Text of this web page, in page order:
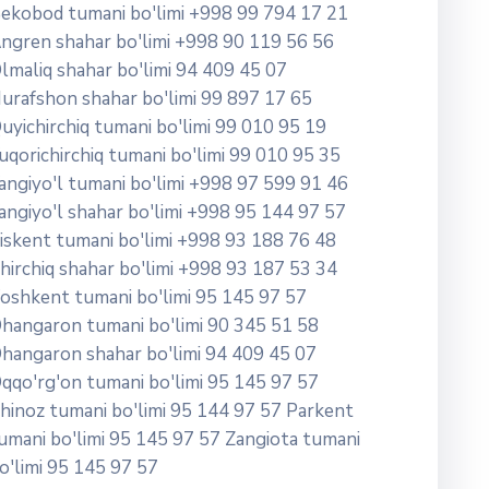
tumani bo'limi +998 99 794 17 21
shahar bo'limi +998 90 119 56 56
shahar bo'limi 94 409 45 07
shahar bo'limi 99 897 17 65
tumani bo'limi 99 010 95 19
tumani bo'limi 99 010 95 35
tumani bo'limi +998 97 599 91 46
shahar bo'limi +998 95 144 97 57
tumani bo'limi +998 93 188 76 48
shahar bo'limi +998 93 187 53 34
tumani bo'limi 95 145 97 57
tumani bo'limi 90 345 51 58
shahar bo'limi 94 409 45 07
tumani bo'limi 95 145 97 57
tumani bo'limi 95 144 97 57 Parkent
bo'limi 95 145 97 57 Zangiota tumani
95 145 97 57